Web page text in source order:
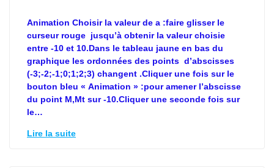
Animation Choisir la valeur de a :faire glisser le
curseur rouge jusqu’à obtenir la valeur choisie
entre -10 et 10.Dans le tableau jaune en bas du
graphique les ordonnées des points d’abscisses
(-3;-2;-1;0;1;2;3) changent .Cliquer une fois sur le
bouton bleu « Animation » :pour amener l’abscisse
du point M,Mt sur -10.Cliquer une seconde fois sur
le…
Lire la suite